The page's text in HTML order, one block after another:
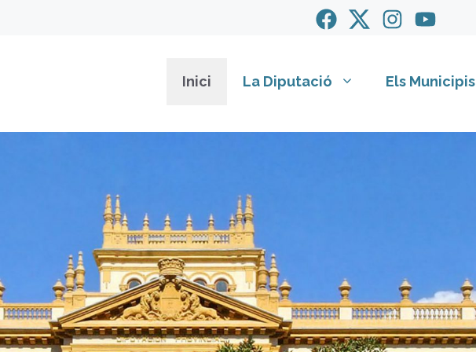
Inici La Diputació Els Municipis